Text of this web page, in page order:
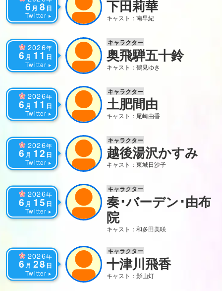
6 月 8 日
Twitter
下田莉華
キャスト：南早紀
2026年
6 月 11 日
Twitter
キャラクター
奥飛騨五十鈴
キャスト：鶴見ゆき
2026年
6 月 11 日
Twitter
キャラクター
土肥間由
キャスト：尾崎由香
2026年
6 月 12 日
Twitter
キャラクター
越後湯沢かすみ
キャスト：東城日沙子
2026年
6月 15 日
Twitter
キャラクター
奏･バーデン･由布
院
キャスト：和多田美咲
2026年
6 月 28 日
Twitter
キャラクター
十津川飛香
キャスト：影山灯